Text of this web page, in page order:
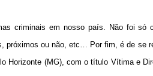
criminais em nosso país. Não foi só
próximos ou não, etc… Por fim, é de se
Horizonte (MG), com o título Vítima e